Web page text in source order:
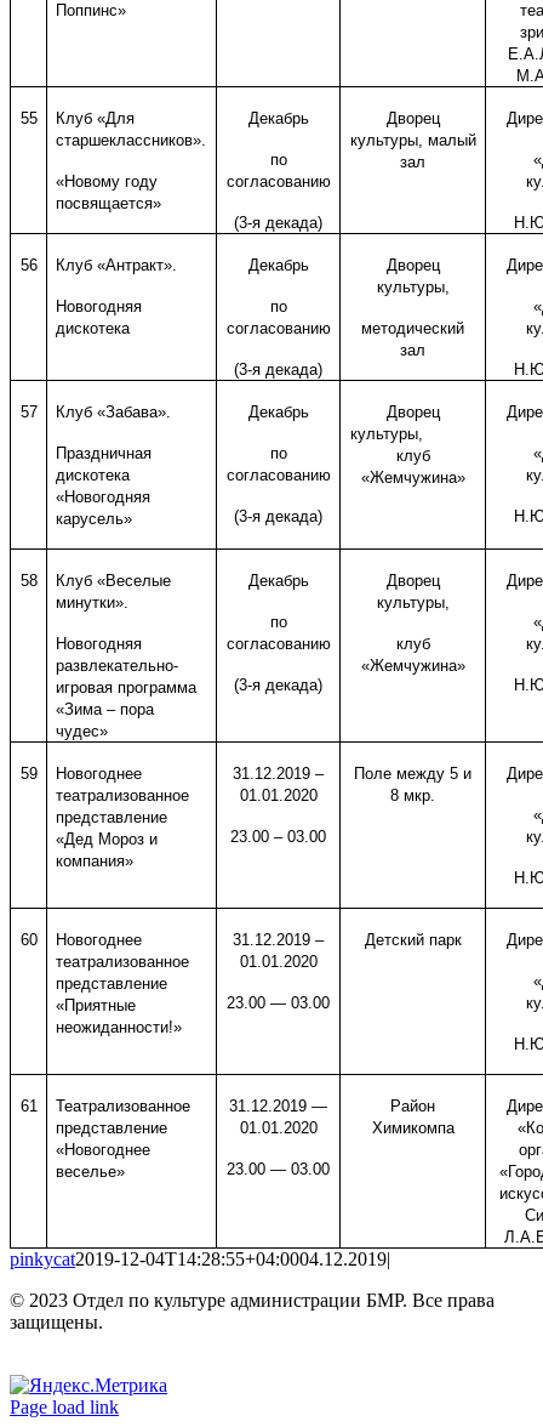
Поппинс»
55
Клуб «Для
старшеклассников».
«Новому году
посвящается»
Декабрь
по
согласованию
(3-я декада)
Дворец
культуры, малый
зал
56 Клуб «Антракт».
Новогодняя
дискотека
Декабрь
по
согласованию
(3-я декада)
Дворец
культуры,
методический
зал
57 Клуб «Забава».
Праздничная
дискотека
«Новогодняя
карусель»
Декабрь
по
согласованию
(3-я декада)
Дворец
культуры,
клуб
«Жемчужина»
58
Клуб «Веселые
минутки».
Новогодняя
развлекательно-
игровая программа
«Зима – пора
чудес»
Декабрь
по
согласованию
(3-я декада)
Дворец
культуры,
клуб
«Жемчужина»
59
Новогоднее
театрализованное
представление
«Дед Мороз и
компания»
31.12.2019 –
01.01.2020
23.00 – 03.00
Поле между 5 и
8 мкр.
60
Новогоднее
театрализованное
представление
«Приятные
неожиданности!»
31.12.2019 –
01.01.2020
23.00 — 03.00
Детский парк
61
Театрализованное
представление
«Новогоднее
веселье»
31.12.2019 —
01.01.2020
23.00 — 03.00
Район
Химикомпа
pinkycat2019-12-04T14:28:55+04:0004.12.2019|
© 2023 Отдел по культуре администрации БМР. Все права
защищены.
Вконтакте
Одноклассники
Page load link